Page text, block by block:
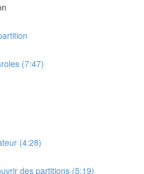
(7:47)
(4:28)
des partitions (5:19)